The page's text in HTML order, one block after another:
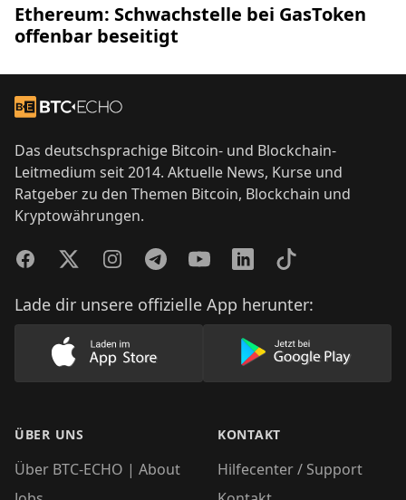
Ethereum: Schwachstelle bei GasToken
offenbar beseitigt
Zur Startseite
Das deutschsprachige Bitcoin- und Blockchain-
Leitmedium seit 2014. Aktuelle News, Kurse und
Ratgeber zu den Themen Bitcoin, Blockchain und
Kryptowährungen.
FacebookTwitterInstagramTelegramYouTubeLinkedInTikTok
Lade dir unsere offizielle App herunter:
Lade unsere App im AppStore herunter
Lade unsere
ÜBER UNS
Über BTC-ECHO | About
KONTAKT
Hilfecenter / Support